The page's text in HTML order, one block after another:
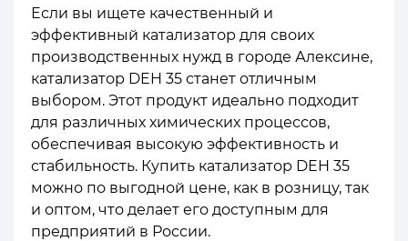
Если вы ищете качественный и
эффективный катализатор для своих
производственных нужд в городе Алексине,
катализатор DEH 35 станет отличным
выбором. Этот продукт идеально подходит
для различных химических процессов,
обеспечивая высокую эффективность и
стабильность. Купить катализатор DEH 35
можно по выгодной цене, как в розницу, так
и оптом, что делает его доступным для
предприятий в России.